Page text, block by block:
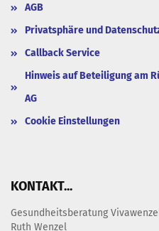
AGB
Privatsphäre und
Callback Service
Hinweis auf Beteiligung am
AG
Cookie Einstellungen
KONTAKT...
Gesundheitsberatung
Ruth Wenzel